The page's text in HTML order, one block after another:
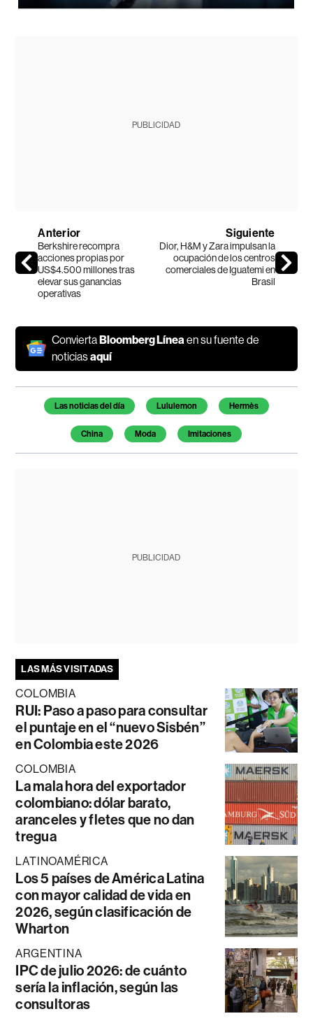
PUBLICIDAD
Anterior
Berkshire recompra
acciones propias por
US$4.500 millones tras
elevar sus ganancias
operativas
Siguiente
Dior, H&M y Zara impulsan la
ocupación de los centros
comerciales de Iguatemi en
Brasil
ConviertaBloomberg Línea en su fuente de
noticiasaquí
Temas de este artículo
Las noticias del día Lululemon Hermès
China Moda Imitaciones
PUBLICIDAD
LAS MÁS VISITADAS
COLOMBIA
RUI: Paso a paso para consultar
el puntaje en el “nuevo Sisbén”
en Colombia este 2026
COLOMBIA
La mala hora del exportador
colombiano: dólar barato,
aranceles y fletes que no dan
tregua
LATINOAMÉRICA
Los 5 países de América Latina
con mayor calidad de vida en
2026, según clasificación de
Wharton
ARGENTINA
IPC de julio 2026: de cuánto
sería la inflación, según las
consultoras